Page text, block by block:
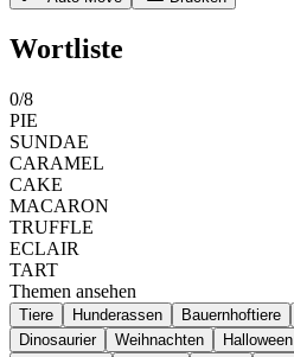
Wortliste
0/8
PIE
SUNDAE
CARAMEL
CAKE
MACARON
TRUFFLE
ECLAIR
TART
Themen ansehen
Tiere Hunderassen Bauernhoftiere
Dinosaurier
Weihnachten Halloween